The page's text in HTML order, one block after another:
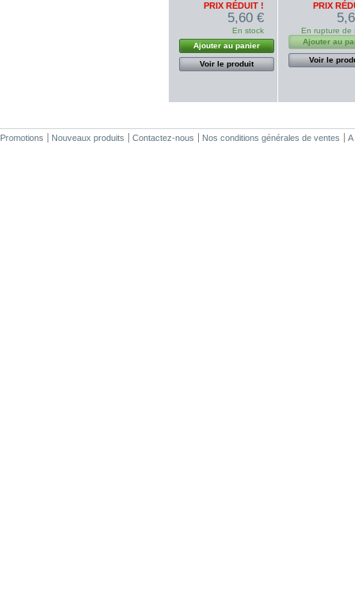
PRIX RÉDUIT !
5,60 €
En stock
Ajouter au panier
Voir le produit
PRIX
En rupture de
Ajouter au
Voir le
Promotions Nouveaux produits Contactez-nous Nos conditions générales de ventes A